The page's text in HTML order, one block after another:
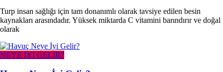
Turp insan sağlığı için tam donanımlı olarak tavsiye edilen besin
kaynakları arasındadır. Yüksek miktarda C vitamini barındırır ve doğal
olarak
NEYE İYİ GELİR?